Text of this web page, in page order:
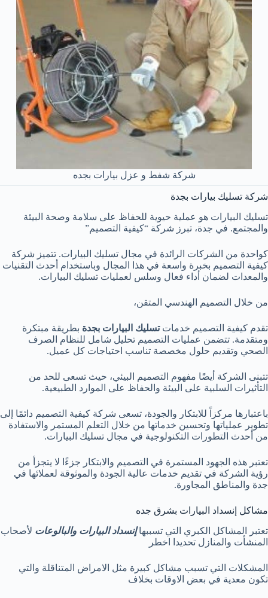
شركة شفط و عزل بيارات بجده
شركة تسليك بيارات بجدة
تسليك البيارات هو عملية حيوية للحفاظ على سلامة وصحة البيئة
والمجتمع. في جدة، تبرز شركة “كيفية التصميم”
كواحدة من الشركات الرائدة في مجال تسليك البيارات. تتميز شركة
كيفية التصميم بخبرة واسعة في هذا المجال وباستخدام أحدث التقنيات
والمعدات لضمان أداء فعال وسلس لعمليات تسليك البيارات.
من خلال التصميم الهندسي المتقن،
تقدم كيفية التصميم خدماتتسليك البيارات بجدة بطريقة مبتكرة
ومتقدمة. تتضمن عمليات التصميم تحليل شامل للنظام الصرف
الصحي وتقديم حلول مخصصة تناسب احتياجات كل عميل.
تتبنى الشركة أيضًا مفهوم التصميم البيئي، حيث تسعى للحد من
التأثيرات السلبية على البيئة والحفاظ على الموارد الطبيعية.
باعتبارها مركزاً للابتكار والجودة، تسعى شركة كيفية التصميم دائمًا إلى
تطوير عملياتها وتحسين خدماتها من خلال التعلم المستمر والاستفادة
من أحدث التطورات التكنولوجية في مجال تسليك البيارات.
تعتبر هذه الجهود المستمرة في التصميم والابتكار جزءًا لا يتجزأ من
رؤية الشركة في تقديم خدمات عالية الجودة والموثوقة لعملائها في
جدة والمناطق المجاورة.
مشاكل إنسداد البيارات بشرق جده
تعتبر المشاكل الكبري التي تسببهاإنسداد البيارات والبالوعات لأصحاب
المنشأت والمنازل تحديدا اخطر
المشكلات التي تسبب مشاكل كبيرة مثل الامراض المتناقلة والتي
تكون معدية في بعض الاوقات بخلاف